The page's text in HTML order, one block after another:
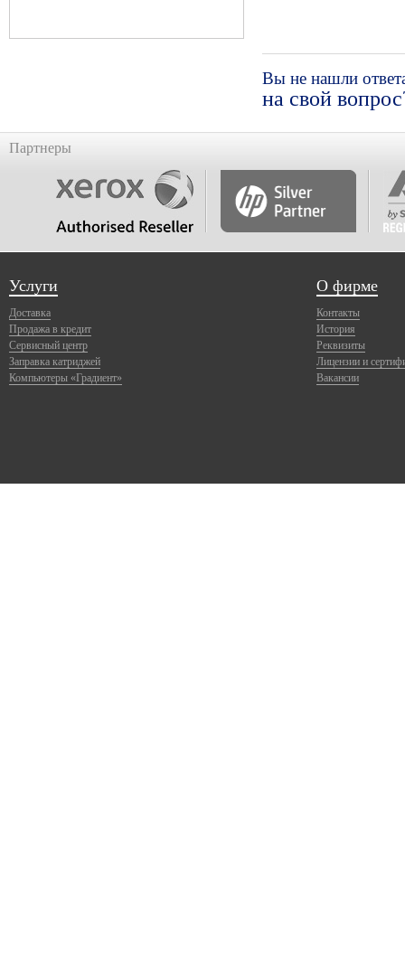
Вы не нашли
на свой
Партнеры
Услуги
Доставка
Продажа в кредит
Сервисный центр
Заправка катриджей
Компьютеры «Градиент»
О фирме
Контакты
История
Реквизиты
Лицензии и
Вакансии